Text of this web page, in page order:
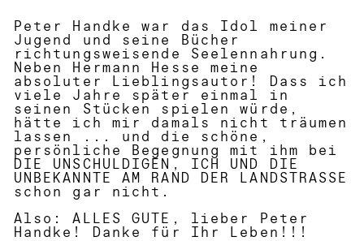
Peter Handke war das Idol meiner
Jugend und seine Bücher
richtungsweisende Seelennahrung.
Neben Hermann Hesse meine
absoluter Lieblingsautor! Dass ich
viele Jahre später einmal in
seinen Stücken spielen würde,
hätte ich mir damals nicht träumen
lassen ... und die schöne,
persönliche Begegnung mit ihm bei
DIE UNSCHULDIGEN, ICH UND DIE
UNBEKANNTE AM RAND DER LANDSTRASSE
schon gar nicht.
Also: ALLES GUTE, lieber Peter
Handke! Danke für Ihr Leben!!!